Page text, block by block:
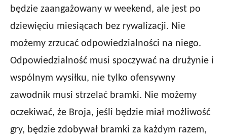
będzie zaangażowany w weekend, ale jest po
dziewięciu miesiącach bez rywalizacji. Nie
możemy zrzucać odpowiedzialności na niego.
Odpowiedzialność musi spoczywać na drużynie i
wspólnym wysiłku, nie tylko ofensywny
zawodnik musi strzelać bramki. Nie możemy
oczekiwać, że Broja, jeśli będzie miał możliwość
gry, będzie zdobywał bramki za każdym razem,